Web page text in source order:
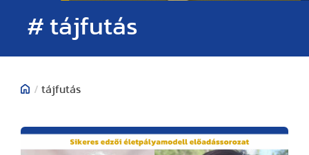
# tájfutás
/ tájfutás